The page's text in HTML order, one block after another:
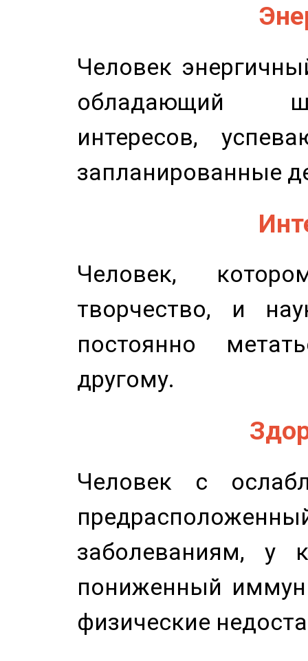
Человек
обладающий
интересов,
запланированные
Человек,
творчество, и
постоянно
другому.
Человек с
заболеваниям, у
пониженный
физические